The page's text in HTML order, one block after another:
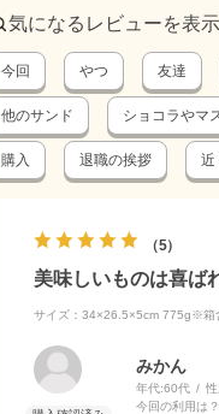
気になるレビューを表示
今回 やつ 友達
他のサンド ショコラやマ
購入 退職の挨拶 近
5
美味しいものは喜ば
サイズ：34×26.5×5cm 775g※箱
みかん
年代:60代
今回の利用は